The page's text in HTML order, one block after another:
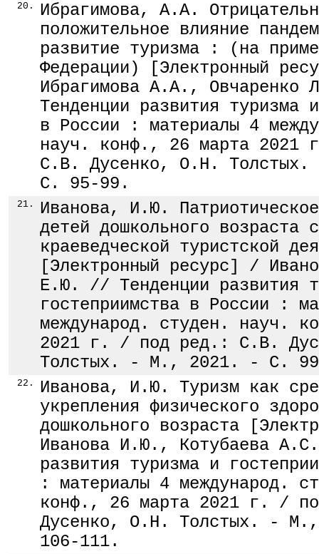
20.
Ибрагимова, А.А.
положительное влияние
развитие туризма : (на
Федерации) [Электронный
Ибрагимова А.А.,
Тенденции развития туризма
в России : материалы 4
науч. конф., 26 марта
С.В. Дусенко, О.Н.
С. 95-99.
21.
Иванова, И.Ю.
детей дошкольного возраста
краеведческой туристской
[Электронный ресурс] /
Е.Ю. // Тенденции развития
гостеприимства в России :
международ. студен. науч.
2021 г. / под ред.: С.В.
Толстых. - М., 2021. - С.
22.
Иванова, И.Ю. Туризм как
укрепления физического
дошкольного возраста
Иванова И.Ю., Котубаева
развития туризма и
: материалы 4 международ.
конф., 26 марта 2021 г. /
Дусенко, О.Н. Толстых. -
106-111.